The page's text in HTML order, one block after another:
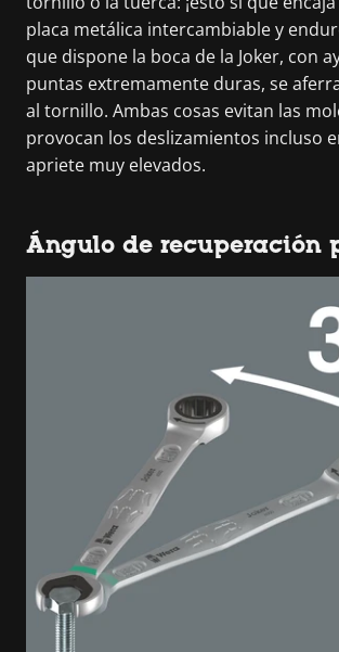
placa metálica intercambiable y
que dispone la boca de la Joker, con
puntas extremamente duras, se
al tornillo. Ambas cosas evitan las
provocan los deslizamientos incluso
apriete muy elevados.
Ángulo de recuperación